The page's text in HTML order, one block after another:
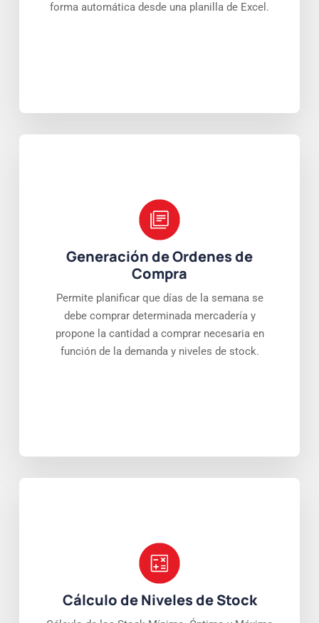
forma automática desde una planilla de Excel.
Generación de Ordenes de
Compra
Permite planificar que días de la semana se
debe comprar determinada mercadería y
propone la cantidad a comprar necesaria en
función de la demanda y niveles de stock.
Cálculo de Niveles de Stock